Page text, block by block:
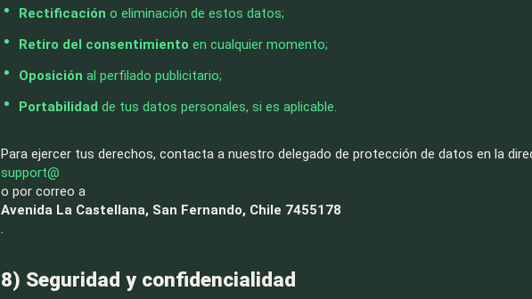
Rectificación o eliminación de estos datos;
Retiro del consentimiento en cualquier momento;
Oposición al perfilado publicitario;
Portabilidad de tus datos personales, si es aplicable.
Para ejercer tus derechos, contacta a nuestro delegado de protección de datos en la
support@
o por correo a
Avenida La Castellana, San Fernando, Chile 7455178
.
8) Seguridad y confidencialidad